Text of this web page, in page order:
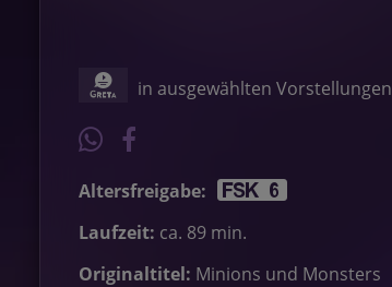
in ausgewählten Vorstellungen
Altersfreigabe:
Laufzeit: ca. 89 min.
Originaltitel: Minions und Monsters